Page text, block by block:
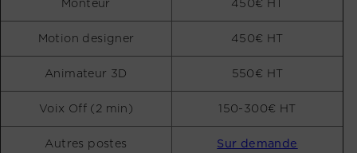
Monteur
450€ HT
Motion designer 450€ HT
Animateur 3D 550€ HT
Voix Off (2 min) 150-300€ HT
Autres postes Sur demande